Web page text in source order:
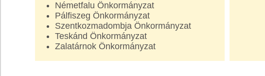
Németfalu Önkormányzat
Pálfiszeg Önkormányzat
Szentkozmadombja Önkormányzat
Teskánd Önkormányzat
Zalatárnok Önkormányzat